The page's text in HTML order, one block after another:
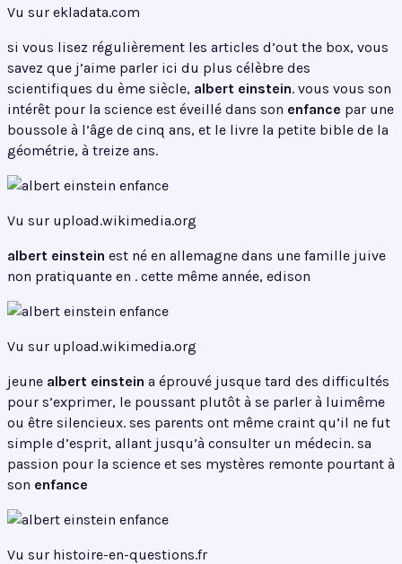
Vu sur ekladata.com
si vous lisez régulièrement les articles d’out the box, vous
savez que j’aime parler ici du plus célèbre des
scientifiques du ème siècle, albert einstein. vous vous son
intérêt pour la science est éveillé dans son enfance par une
boussole à l’âge de cinq ans, et le livre la petite bible de la
géométrie, à treize ans.
Vu sur upload.wikimedia.org
albert einstein est né en allemagne dans une famille juive
non pratiquante en . cette même année, edison
Vu sur upload.wikimedia.org
jeune albert einstein a éprouvé jusque tard des difficultés
pour s’exprimer, le poussant plutôt à se parler à luimême
ou être silencieux. ses parents ont même craint qu’il ne fut
simple d’esprit, allant jusqu’à consulter un médecin. sa
passion pour la science et ses mystères remonte pourtant à
son enfance
Vu sur histoire-en-questions.fr